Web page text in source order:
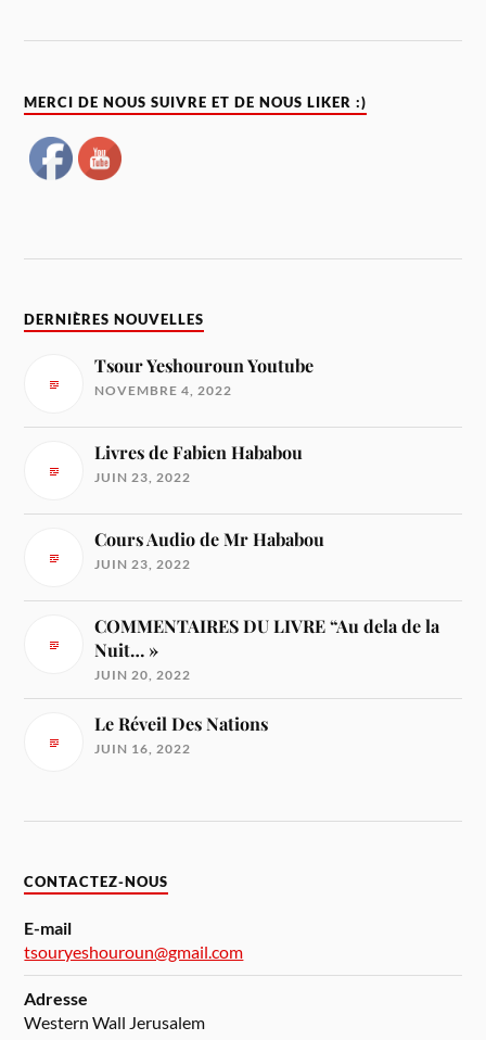
MERCI DE NOUS SUIVRE ET DE NOUS LIKER :)
DERNIÈRES NOUVELLES
Tsour Yeshouroun Youtube
NOVEMBRE 4, 2022
Livres de Fabien Hababou
JUIN 23, 2022
Cours Audio de Mr Hababou
JUIN 23, 2022
COMMENTAIRES DU LIVRE “Au dela de la
Nuit… »
JUIN 20, 2022
Le Réveil Des Nations
JUIN 16, 2022
CONTACTEZ-NOUS
E-mail
tsouryeshouroun@gmail.com
Adresse
Western Wall Jerusalem